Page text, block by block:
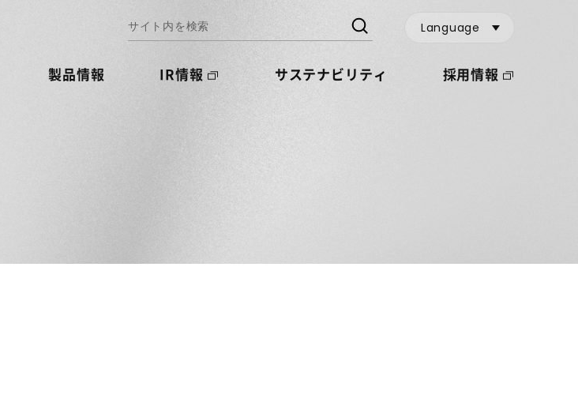
製品情報 IR情報 サステナビリティ 採用情報
Language